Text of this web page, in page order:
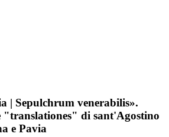
| Sepulchrum venerabilis».
di sant'Agostino
e Pavia